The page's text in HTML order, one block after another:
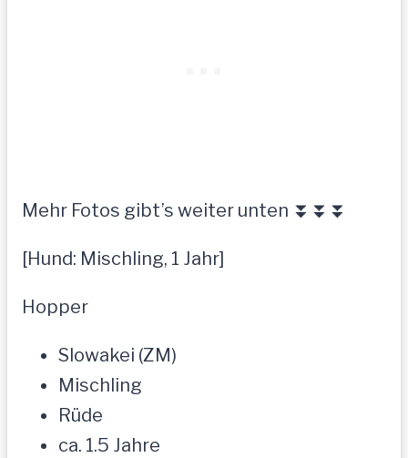
Mehr Fotos gibt’s weiter unten ⏬⏬⏬
[Hund: Mischling, 1 Jahr]
Hopper
Slowakei (ZM)
Mischling
Rüde
ca. 1.5 Jahre